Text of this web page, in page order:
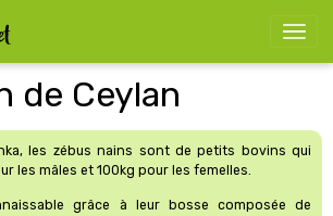
de Ceylan
les zébus nains sont de petits bovins qui
les mâles et 100kg pour les femelles.
grâce à leur bosse composée de